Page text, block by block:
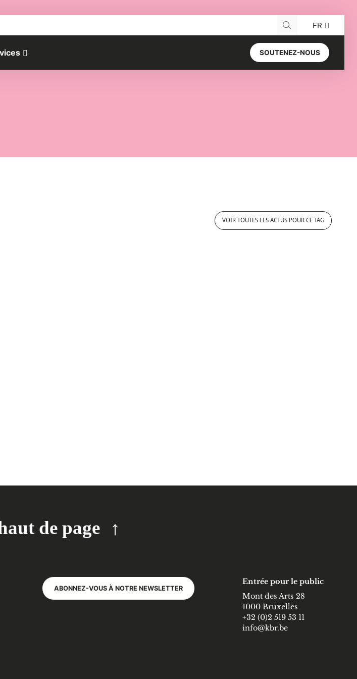
Recherche pour :
FR
SOUTENEZ-NOUS
électroniques"
VOIR TOUTES LES ACTUS POUR CE TAG
de page
ABONNEZ-VOUS À NOTRE NEWSLETTER
Entrée pour le public
Mont des Arts 28
1000 Bruxelles
+32 (0)2 519 53 11
info@kbr.be